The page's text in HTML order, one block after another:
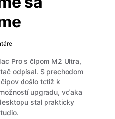
Pro s čipom M2 Ultra,
odpísal. S prechodom
došlo totiž k
upgradu, vďaka
stal prakticky